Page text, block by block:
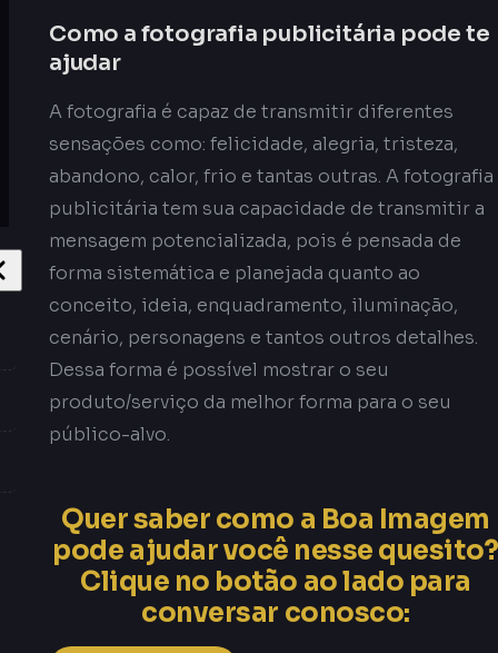
Como a fotografia publicitária pode te
ajudar
A fotografia é capaz de transmitir diferentes
sensações como: felicidade, alegria, tristeza,
abandono, calor, frio e tantas outras. A fotografia
publicitária tem sua capacidade de transmitir a
mensagem potencializada, pois é pensada de
forma sistemática e planejada quanto ao
conceito, ideia, enquadramento, iluminação,
cenário, personagens e tantos outros detalhes.
Dessa forma é possível mostrar o seu
produto/serviço da melhor forma para o seu
público-alvo.
Quer saber como a Boa Imagem
pode ajudar você nesse quesito?
Clique no botão ao lado para
conversar conosco: